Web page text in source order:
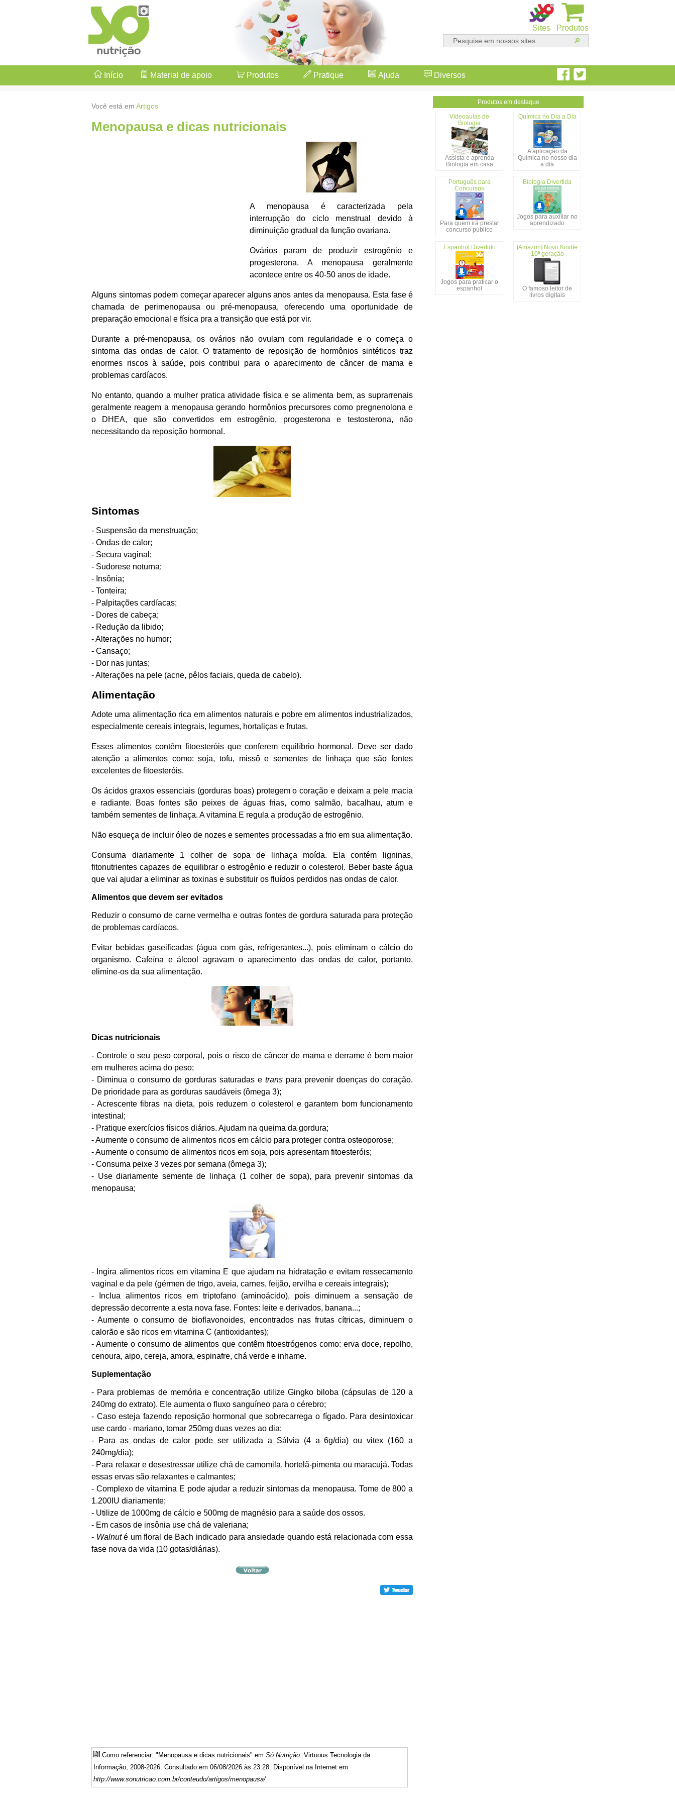
Produtos
Sites
Início Material de apoio Produtos Pratique Ajuda Diversos
Você está em Artigos
Menopausa e dicas nutricionais
A menopausa é caracterizada pela
interrupção do ciclo menstrual devido à
diminuição gradual da função ovariana.
Ovários param de produzir estrogênio e
progesterona. A menopausa geralmente
acontece entre os 40-50 anos de idade.
Alguns sintomas podem começar aparecer alguns anos antes da menopausa. Esta fase é
chamada de perimenopausa ou pré-menopausa, oferecendo uma oportunidade de
preparação emocional e física pra a transição que está por vir.
Durante a pré-menopausa, os ovários não ovulam com regularidade e o começa o
sintoma das ondas de calor. O tratamento de reposição de hormônios sintéticos traz
enormes riscos à saúde, pois contribui para o aparecimento de câncer de mama e
problemas cardíacos.
No entanto, quando a mulher pratica atividade física e se alimenta bem, as suprarrenais
geralmente reagem a menopausa gerando hormônios precursores como pregnenolona e
o DHEA, que são convertidos em estrogênio, progesterona e testosterona, não
necessitando da reposição hormonal.
Sintomas
- Suspensão da menstruação;
- Ondas de calor;
- Secura vaginal;
- Sudorese noturna;
- Insônia;
- Tonteira;
- Palpitações cardíacas;
- Dores de cabeça;
- Redução da libido;
- Alterações no humor;
- Cansaço;
- Dor nas juntas;
- Alterações na pele (acne, pêlos faciais, queda de cabelo).
Alimentação
Adote uma alimentação rica em alimentos naturais e pobre em alimentos industrializados,
especialmente cereais integrais, legumes, hortaliças e frutas.
Esses alimentos contêm fitoesteróis que conferem equilíbrio hormonal. Deve ser dado
atenção a alimentos como: soja, tofu, missô e sementes de linhaça que são fontes
excelentes de fitoesteróis.
Os ácidos graxos essenciais (gorduras boas) protegem o coração e deixam a pele macia
e radiante. Boas fontes são peixes de águas frias, como salmão, bacalhau, atum e
também sementes de linhaça. A vitamina E regula a produção de estrogênio.
Não esqueça de incluir óleo de nozes e sementes processadas a frio em sua alimentação.
Consuma diariamente 1 colher de sopa de linhaça moída. Ela contém ligninas,
fitonutrientes capazes de equilibrar o estrogênio e reduzir o colesterol. Beber baste água
que vai ajudar a eliminar as toxinas e substituir os fluídos perdidos nas ondas de calor.
Alimentos que devem ser evitados
Reduzir o consumo de carne vermelha e outras fontes de gordura saturada para proteção
de problemas cardíacos.
Evitar bebidas gaseificadas (água com gás, refrigerantes...), pois eliminam o cálcio do
organismo. Cafeína e álcool agravam o aparecimento das ondas de calor, portanto,
elimine-os da sua alimentação.
Dicas nutricionais
- Controle o seu peso corporal, pois o risco de câncer de mama e derrame é bem maior
em mulheres acima do peso;
- Diminua o consumo de gorduras saturadas e transpara prevenir doenças do coração.
De prioridade para as gorduras saudáveis (ômega 3);
- Acrescente fibras na dieta, pois reduzem o colesterol e garantem bom funcionamento
intestinal;
- Pratique exercícios físicos diários. Ajudam na queima da gordura;
- Aumente o consumo de alimentos ricos em cálcio para proteger contra osteoporose;
- Aumente o consumo de alimentos ricos em soja, pois apresentam fitoesteróis;
- Consuma peixe 3 vezes por semana (ômega 3);
- Use diariamente semente de linhaça (1 colher de sopa), para prevenir sintomas da
menopausa;
- Ingira alimentos ricos em vitamina E que ajudam na hidratação e evitam ressecamento
vaginal e da pele (gérmen de trigo, aveia, carnes, feijão, ervilha e cereais integrais);
- Inclua alimentos ricos em triptofano (aminoácido), pois diminuem a sensação de
depressão decorrente a esta nova fase. Fontes: leite e derivados, banana...;
- Aumente o consumo de bioflavonoides, encontrados nas frutas cítricas, diminuem o
calorão e são ricos em vitamina C (antioxidantes);
- Aumente o consumo de alimentos que contêm fitoestrógenos como: erva doce, repolho,
cenoura, aipo, cereja, amora, espinafre, chá verde e inhame.
Suplementação
- Para problemas de memória e concentração utilize Gingko biloba (cápsulas de 120 a
240mg do extrato). Ele aumenta o fluxo sanguíneo para o cérebro;
- Caso esteja fazendo reposição hormonal que sobrecarrega o fígado. Para desintoxicar
use cardo - mariano, tomar 250mg duas vezes ao dia;
- Para as ondas de calor pode ser utilizada a Sálvia (4 a 6g/dia) ou vitex (160 a
240mg/dia);
- Para relaxar e desestressar utilize chá de camomila, hortelã-pimenta ou maracujá. Todas
essas ervas são relaxantes e calmantes;
- Complexo de vitamina E pode ajudar a reduzir sintomas da menopausa. Tome de 800 a
1.200IU diariamente;
- Utilize de 1000mg de cálcio e 500mg de magnésio para a saúde dos ossos.
- Em casos de insônia use chá de valeriana;
- Walnuté um floral de Bach indicado para ansiedade quando está relacionada com essa
fase nova da vida (10 gotas/diárias).
Como referenciar: "Menopausa e dicas nutricionais" em Só Nutrição. Virtuous Tecnologia da
Informação, 2008-2026. Consultado em 06/08/2026 às 23:28. Disponível na Internet em
http://www.sonutricao.com.br/conteudo/artigos/menopausa/
Produtos em destaque
Videoaulas de
Biologia
Assista e aprenda
Biologia em casa
Química no Dia a Dia
A aplicação da
Química no nosso dia
a dia
Português para
Concursos
Para quem irá prestar
concurso público
Biologia Divertida
Jogos para auxiliar no
aprendizado
Espanhol Divertido
Jogos para praticar o
espanhol
[Amazon] Novo Kindle
10ª geração
O famoso leitor de
livros digitais